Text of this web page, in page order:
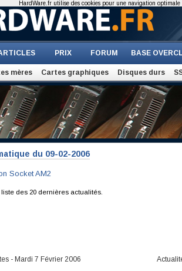
PRIX FORUM BASE
mères Cartes graphiques Disques durs
du 09-02-2006
Socket AM2
des 20 dernières actualités.
- Mardi 7 Février 2006
HardWare.fr utilise des cookies pour une navigation